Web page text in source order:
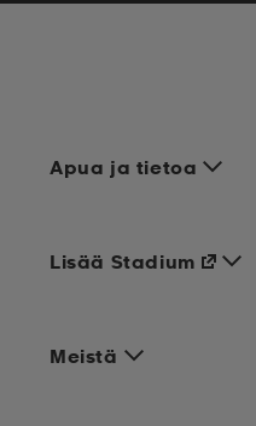
Apua ja tietoa
Meistä
Lisää Stadium